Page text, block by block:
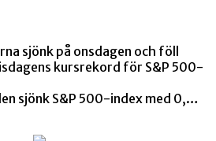
sjönk på onsdagen och föll
kursrekord för S&P 500-
sjönk S&P 500-index med 0,…